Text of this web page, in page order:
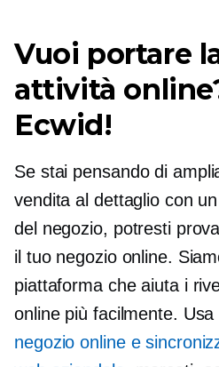
Vuoi portare
attività
Ecwid!
Se stai pensando di
vendita al dettaglio con
del negozio, potresti
il tuo negozio online.
piattaforma che aiuta i
online più facilmente.
negozio online e